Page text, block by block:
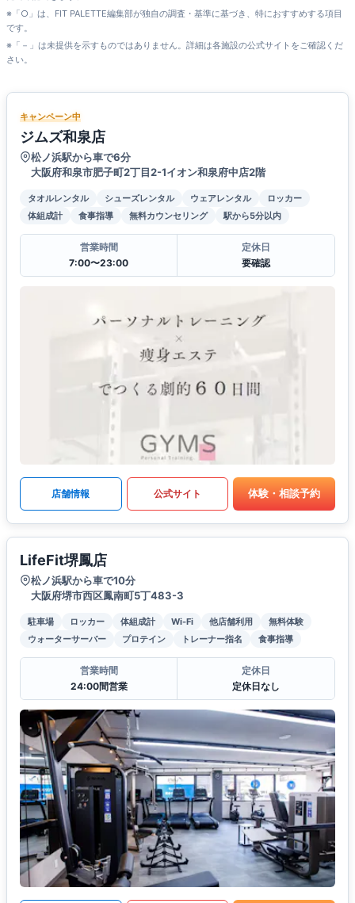
※「○」は、FIT PALETTE編集部が独自の調査・基準に基づき、特におすすめする項目
です。
※「－」は未提供を示すものではありません。詳細は各施設の公式サイトをご確認くだ
さい。
キャンペーン中
ジムズ和泉店
松ノ浜駅から車で6分
大阪府和泉市肥子町2丁目2-1イオン和泉府中店2階
タオルレンタル シューズレンタル ウェアレンタル
ロッカー
体組成計
食事指導 無料カウンセリング 駅から5分以内
営業時間
7:00〜23:00
定休日
要確認
店舗情報 公式サイト 体験・相談予約
LifeFit堺鳳店
松ノ浜駅から車で10分
大阪府堺市西区鳳南町5丁483-3
駐車場 ロッカー 体組成計 Wi-Fi 他店舗利用
無料体験
ウォーターサーバー
プロテイン トレーナー指名 食事指導
営業時間
24:00間営業
定休日
定休日なし